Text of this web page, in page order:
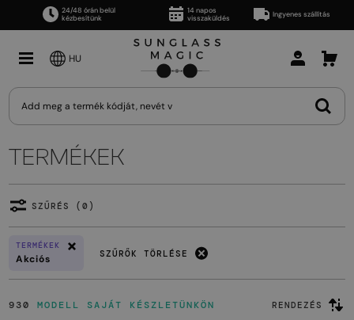
24/48 órán belül
kézbesítünk
14 napos
visszaküldés
Ingyenes szállítás
HU
TERMÉKEK
SZŰRÉS (0)
TERMÉKEK
Akciós SZŰRŐK TÖRLÉSE
930 MODELL SAJÁT KÉSZLETÜNKÖN RENDEZÉS